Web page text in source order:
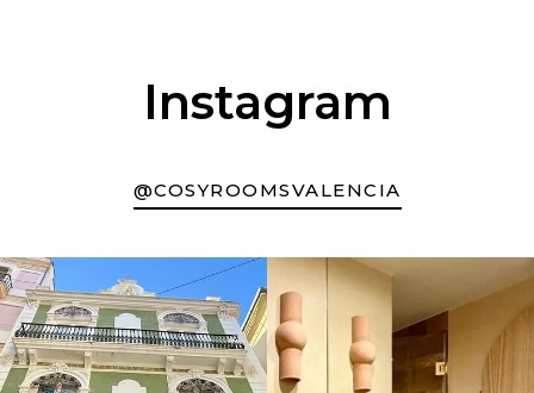
Instagram
@COSYROOMSVALENCIA